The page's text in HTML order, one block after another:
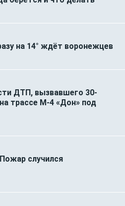
на 14° ждёт воронежцев
ДТП, вызвавшего 30-
трассе М-4 «Дон» под
случился